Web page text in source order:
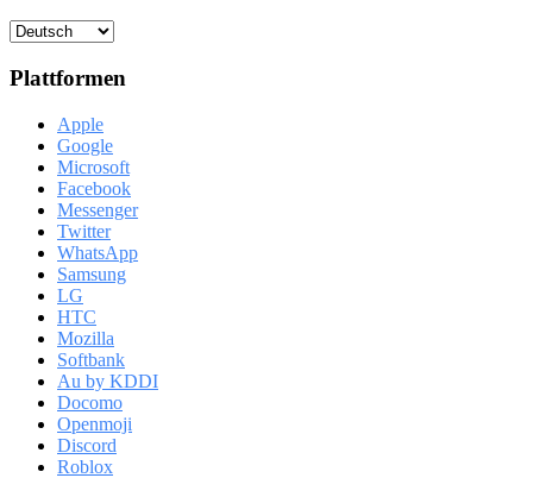
Plattformen
Apple
Google
Microsoft
Facebook
Messenger
Twitter
WhatsApp
Samsung
LG
HTC
Mozilla
Softbank
Au by KDDI
Docomo
Openmoji
Discord
Roblox